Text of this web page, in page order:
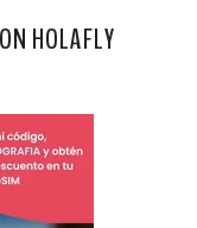
HOLAFLY